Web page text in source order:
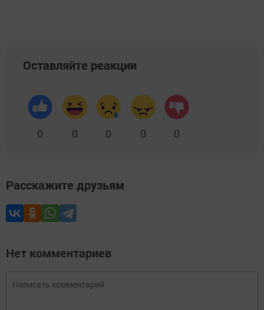
Оставляйте реакции
0 0 0 0 0
Расскажите друзьям
Нет комментариев